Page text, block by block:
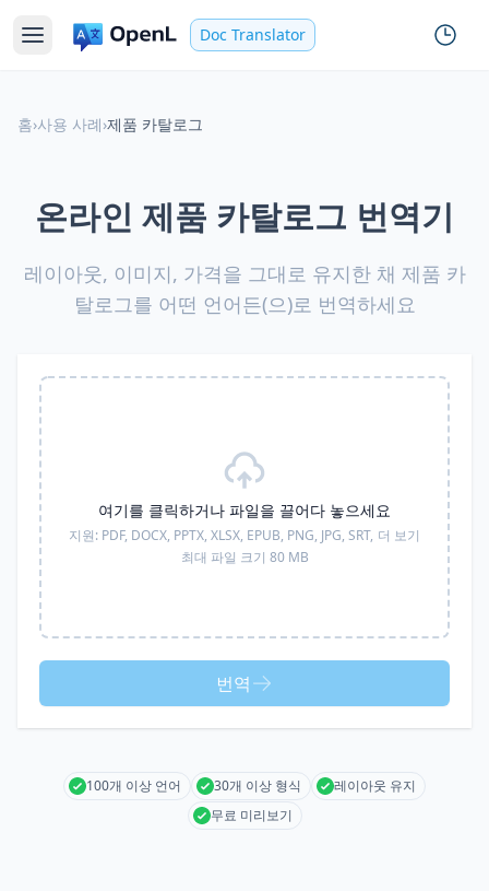
Doc Translator
홈›사용 사례›제품 카탈로그
온라인 제품 카탈로그 번역기
레이아웃, 이미지, 가격을 그대로 유지한 채 제품 카
탈로그를 어떤 언어든(으)로 번역하세요
여기를 클릭하거나 파일을 끌어다 놓으세요
지원: PDF, DOCX, PPTX, XLSX, EPUB, PNG, JPG, SRT, 더 보기
최대 파일 크기 80 MB
번역
100개 이상 언어 30개 이상 형식
레이아웃 유지
무료 미리보기